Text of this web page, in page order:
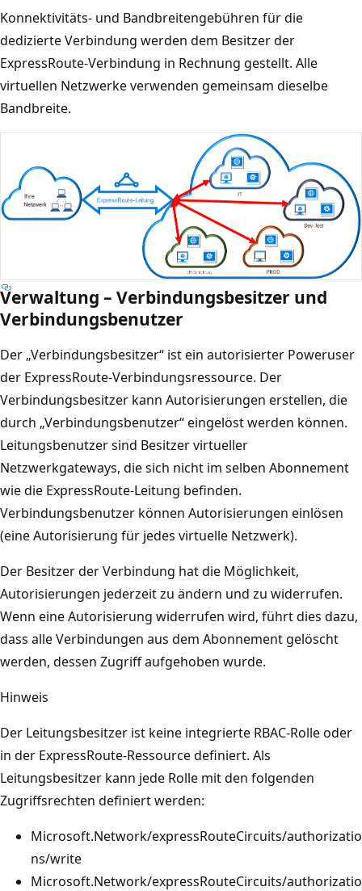
Konnektivitäts- und Bandbreitengebühren für die
dedizierte Verbindung werden dem Besitzer der
ExpressRoute-Verbindung in Rechnung gestellt. Alle
virtuellen Netzwerke verwenden gemeinsam dieselbe
Bandbreite.
Verwaltung – Verbindungsbesitzer und
Verbindungsbenutzer
Der „Verbindungsbesitzer“ ist ein autorisierter Poweruser
der ExpressRoute-Verbindungsressource. Der
Verbindungsbesitzer kann Autorisierungen erstellen, die
durch „Verbindungsbenutzer“ eingelöst werden können.
Leitungsbenutzer sind Besitzer virtueller
Netzwerkgateways, die sich nicht im selben Abonnement
wie die ExpressRoute-Leitung befinden.
Verbindungsbenutzer können Autorisierungen einlösen
(eine Autorisierung für jedes virtuelle Netzwerk).
Der Besitzer der Verbindung hat die Möglichkeit,
Autorisierungen jederzeit zu ändern und zu widerrufen.
Wenn eine Autorisierung widerrufen wird, führt dies dazu,
dass alle Verbindungen aus dem Abonnement gelöscht
werden, dessen Zugriff aufgehoben wurde.
Hinweis
Der Leitungsbesitzer ist keine integrierte RBAC-Rolle oder
in der ExpressRoute-Ressource definiert. Als
Leitungsbesitzer kann jede Rolle mit den folgenden
Zugriffsrechten definiert werden:
Microsoft.Network/expressRouteCircuits/authorizatio
ns/write
Microsoft.Network/expressRouteCircuits/authorizatio